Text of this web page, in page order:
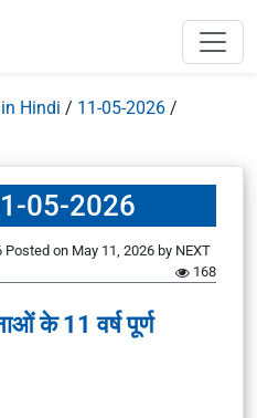
Hindi / 11-05-2026 /
05-2026
Posted on May 11, 2026 by NEXT
168
के 11 वर्ष पूर्ण